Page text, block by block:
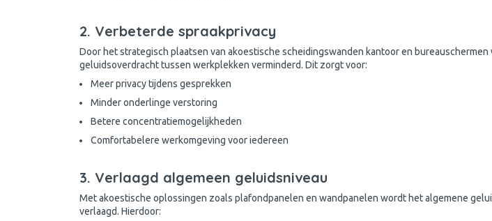
2. Verbeterde spraakprivacy
Door het strategisch plaatsen van akoestische scheidingswanden kantoor en
geluidsoverdracht tussen werkplekken verminderd. Dit zorgt voor:
Meer privacy tijdens gesprekken
Minder onderlinge verstoring
Betere concentratiemogelijkheden
Comfortabelere werkomgeving voor iedereen
3. Verlaagd algemeen geluidsniveau
Met akoestische oplossingen zoals plafondpanelen en wandpanelen wordt het algemene
verlaagd. Hierdoor: